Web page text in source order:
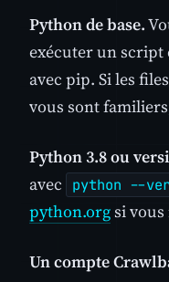
Python de base.
exécuter un script
avec pip. Si les
vous sont
Python 3.8 ou
avec
python --
python.orgsi vous
Un compte